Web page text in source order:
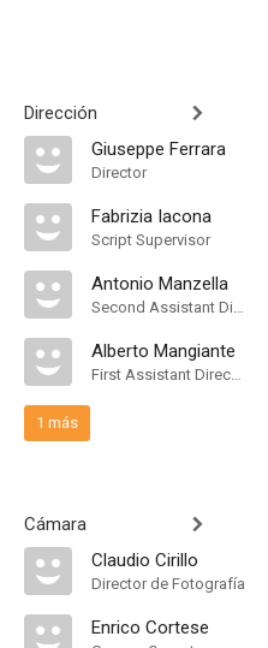
Dirección
Giuseppe Ferrara
Director
Fabrizia Iacona
Script Supervisor
Antonio Manzella
Second Assistant Director
Alberto Mangiante
First Assistant Director
1 más
Cámara
Claudio Cirillo
Director de Fotografía
Enrico Cortese